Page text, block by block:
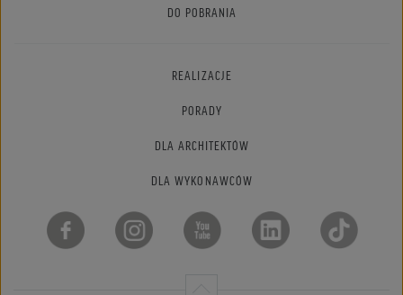
DO POBRANIA
REALIZACJE
PORADY
DLA ARCHITEKTÓW
DLA WYKONAWCÓW